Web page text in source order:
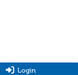
Login